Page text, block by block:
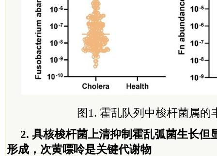
图1. 霍乱队列中梭杆菌属的
2. 具核梭杆菌上清抑制霍乱弧菌生长但
形成，次黄嘌呤是关键代谢物